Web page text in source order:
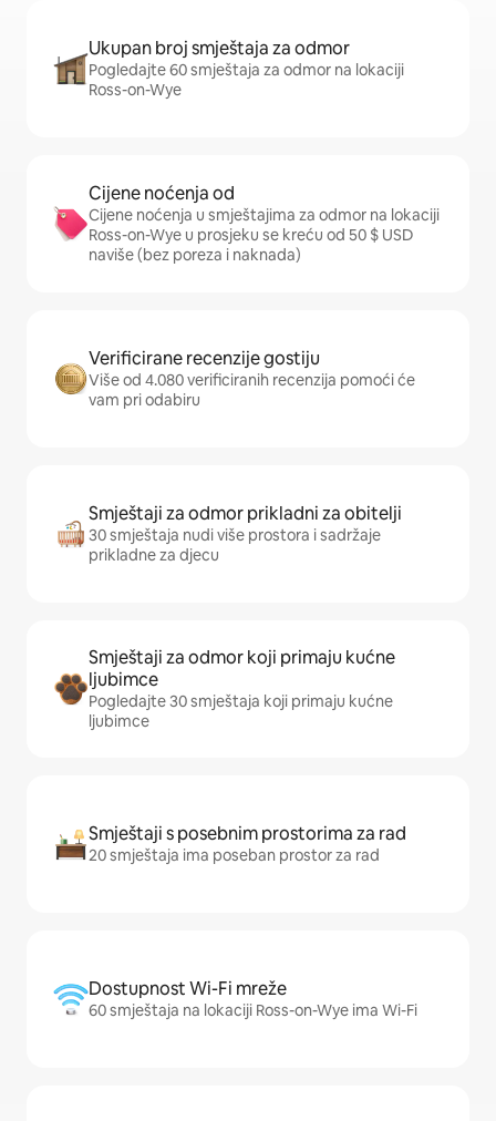
Ukupan broj smještaja za odmor
Pogledajte 60 smještaja za odmor na lokaciji
Ross-on-Wye
Cijene noćenja od
Cijene noćenja u smještajima za odmor na lokaciji
Ross-on-Wye u prosjeku se kreću od 50 $ USD
naviše (bez poreza i naknada)
Verificirane recenzije gostiju
Više od 4.080 verificiranih recenzija pomoći će
vam pri odabiru
Smještaji za odmor prikladni za obitelji
30 smještaja nudi više prostora i sadržaje
prikladne za djecu
Smještaji za odmor koji primaju kućne
ljubimce
Pogledajte 30 smještaja koji primaju kućne
ljubimce
Smještaji s posebnim prostorima za rad
20 smještaja ima poseban prostor za rad
Dostupnost Wi-Fi mreže
60 smještaja na lokaciji Ross-on-Wye ima Wi-Fi